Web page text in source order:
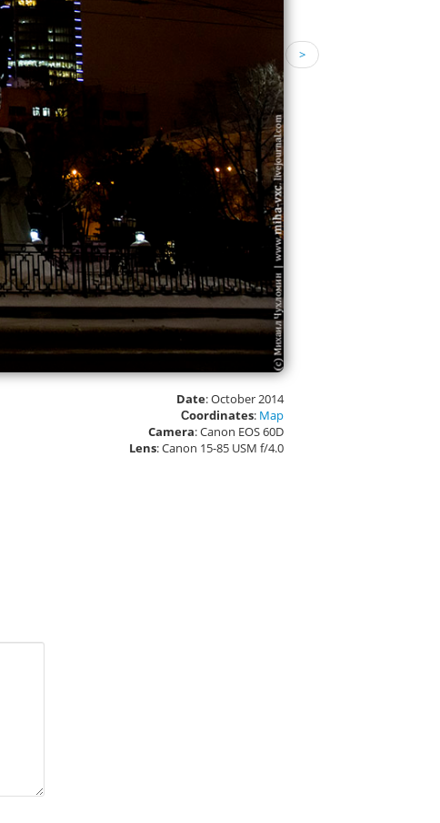
>
Date: October 2014
Сoordinates: Map
Camera: Canon EOS 60D
Lens: Canon 15-85 USM f/4.0